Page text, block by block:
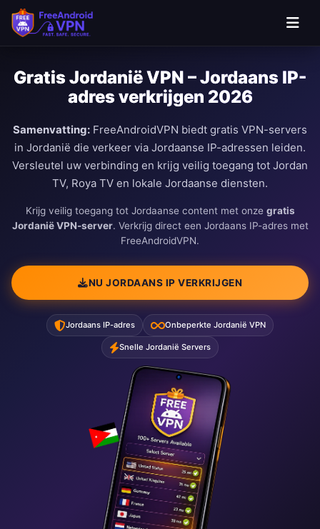
Gratis Jordanië VPN – Jordaans IP-
adres verkrijgen 2026
Samenvatting: FreeAndroidVPN biedt gratis VPN-servers
in Jordanië die verkeer via Jordaanse IP-adressen leiden.
Versleutel uw verbinding en krijg veilig toegang tot Jordan
TV, Roya TV en lokale Jordaanse diensten.
Krijg veilig toegang tot Jordaanse content met onze gratis
Jordanië VPN-server. Verkrijg direct een Jordaans IP-adres met
FreeAndroidVPN.
NU JORDAANS IP VERKRIJGEN
Jordaans IP-adres Onbeperkte Jordanië VPN
Snelle Jordanië Servers